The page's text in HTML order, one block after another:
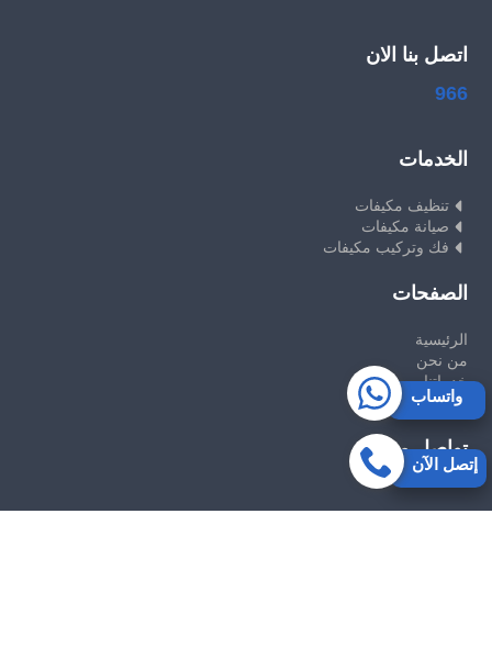
واتساب
إتصل الآن
اتصل بنا الان
966
الخدمات
تنظيف مكيفات
صيانة مكيفات
فك وتركيب مكيفات
الصفحات
الرئيسية
من نحن
خدماتنا
تواصل معنا
تواصل معنا